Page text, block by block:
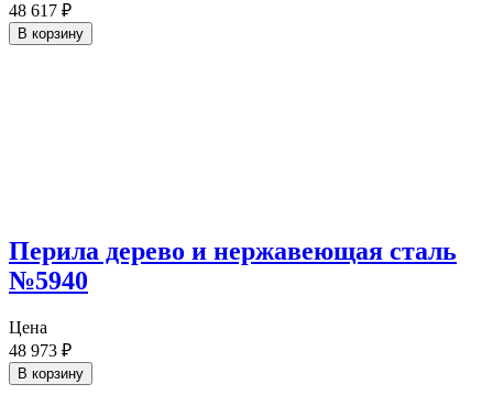
48 617 ₽
В корзину
Перила дерево и нержавеющая сталь
№5940
Цена
48 973 ₽
В корзину